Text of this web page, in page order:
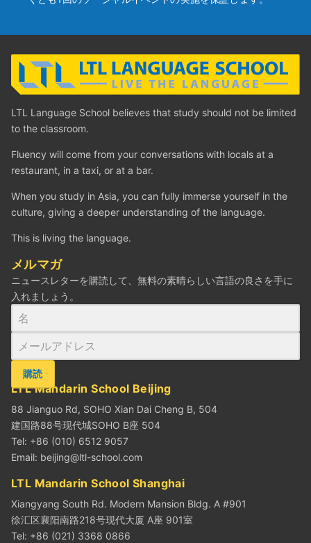
LTL Language School believes that study should not be limited
to the classroom.
Fluency will come from your conversations with locals at a
restaurant, in a taxi, or at a bar.
When you study in Asia, you can fully immerse yourself in the
culture, giving a deeper understanding of the language.
This is living the language.
メルマガ
ニュースレターを購読して、無料の素晴らしい言語の良さを手に
入れましょう。
購読
LTL Mandarin School Beijing
88 Jianguo Rd, SOHO Xian Dai Cheng B, 504
建国路88号现代城SOHO B座 504
Tel: +86 (010) 6512 9057
Email: beijing@ltl-school.com
LTL Mandarin School Shanghai
Xiangyang South Rd. Modern Mansion Bldg. A #901
徐汇区襄阳南路218号现代大厦 A座 901室
Tel: +86 (021) 3368 0866